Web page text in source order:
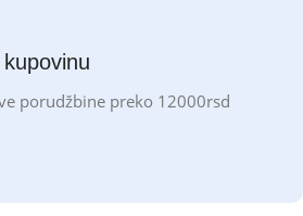
porudžbine preko 12000rsd